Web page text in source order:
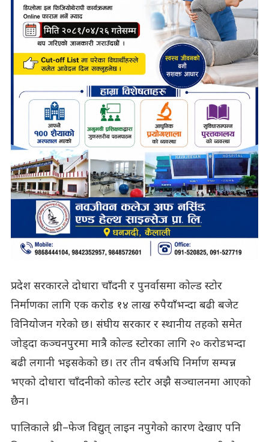
प्रदेश सरकारले दोधारा चाँदनी र पुनर्वासमा कोल्ड स्टोर
निर्माणका लागि एक करोड १४ लाख रुपैयाँभन्दा बढी बजेट
विनियोजन गरेको छ। संघीय सरकार र स्थानीय तहको समेत
जोड्दा कञ्चनपुरमा मात्रै कोल्ड स्टोरका लागि २० करोडभन्दा
बढी लगानी भइसकेको छ। तर तीन वर्षअघि निर्माण सम्पन्न
भएको दोधारा चाँदनीको कोल्ड स्टोर अझै सञ्चालनमा आएको
छैन।
पालिकाले थ्री–फेज विद्युत् लाइन नपुगेको कारण देखाए पनि